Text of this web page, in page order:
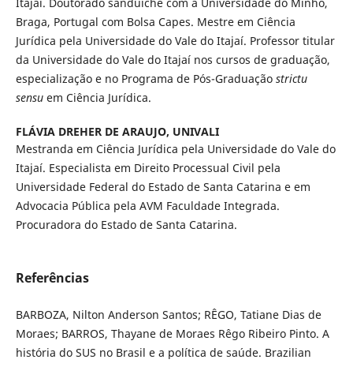
Itajaí. Doutorado sanduiche com a Universidade do Minho,
Braga, Portugal com Bolsa Capes. Mestre em Ciência
Jurídica pela Universidade do Vale do Itajaí. Professor titular
da Universidade do Vale do Itajaí nos cursos de graduação,
especialização e no Programa de Pós-Graduação strictu
sensuem Ciência Jurídica.
FLÁVIA DREHER DE ARAUJO, UNIVALI
Mestranda em Ciência Jurídica pela Universidade do Vale do
Itajaí. Especialista em Direito Processual Civil pela
Universidade Federal do Estado de Santa Catarina e em
Advocacia Pública pela AVM Faculdade Integrada.
Procuradora do Estado de Santa Catarina.
Referências
BARBOZA, Nilton Anderson Santos; RÊGO, Tatiane Dias de
Moraes; BARROS, Thayane de Moraes Rêgo Ribeiro Pinto. A
história do SUS no Brasil e a política de saúde. Brazilian